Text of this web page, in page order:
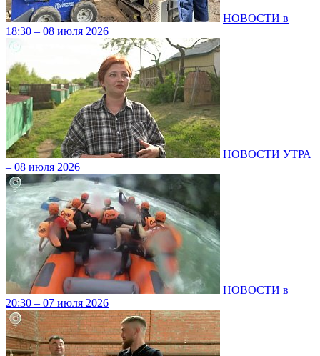
НОВОСТИ в
18:30 – 08 июля 2026
НОВОСТИ УТРА
– 08 июля 2026
НОВОСТИ в
20:30 – 07 июля 2026